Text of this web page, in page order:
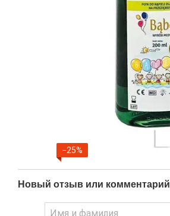
−25%
Новый отзыв или комментарий